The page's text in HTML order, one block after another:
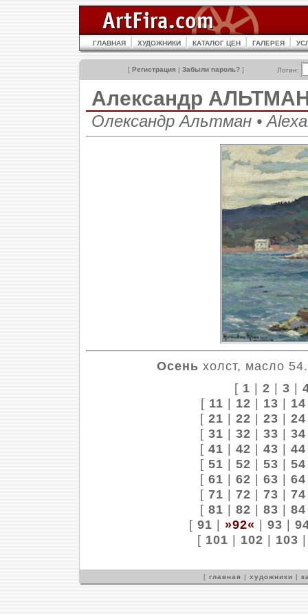
ГЛАВНАЯ ХУДОЖНИКИ КАТАЛОГ ЦЕН ГАЛЕРЕЯ
[ Регистрация | Забыли пароль? ] Логин:
Александр
Олександр Альтман •
Осень холст, масло
[ 1 | 2 | 3 |
[ 11 | 12 | 13 | 14
[ 21 | 22 | 23 | 24
[ 31 | 32 | 33 | 34
[ 41 | 42 | 43 | 44
[ 51 | 52 | 53 | 54
[ 61 | 62 | 63 | 64
[ 71 | 72 | 73 | 74
[ 81 | 82 | 83 | 84
[ 91 | »92« | 93 |
[ 101 | 102 | 103
[ главная | художники |